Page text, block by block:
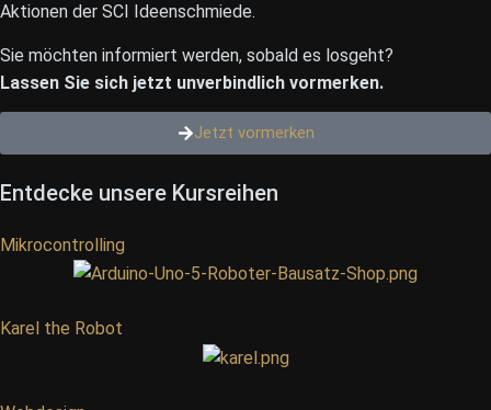
Aktionen der SCI Ideenschmiede.
Sie möchten informiert werden, sobald es losgeht?
Lassen Sie sich jetzt unverbindlich vormerken.
Jetzt vormerken
Entdecke unsere Kursreihen
Mikrocontrolling
Karel the Robot